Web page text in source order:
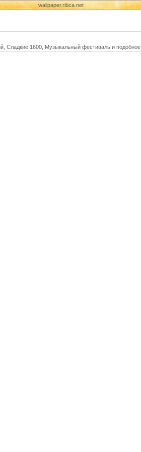
wallpaper.ribca.net
Сладкие 1600, Музыкальный фестиваль и подобное.